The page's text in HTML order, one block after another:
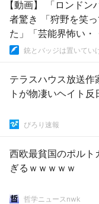
【動画】 「ロンド
者驚き 「狩野を笑
た」「芸能界怖い・
銃とバッジは置いてい
テラスハウス放送作
トが物凄いヘイト
ぴろり速報
西欧最貧国のポルト
ぎるｗｗｗｗｗ
哲学ニュースnwk